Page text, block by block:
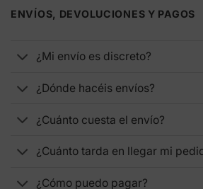
ENVÍOS, DEVOLUCIONES Y PAGOS
¿Mi envío es discreto?
¿Dónde hacéis envíos?
¿Cuánto cuesta el envío?
¿Cuánto tarda en llegar mi
¿Cómo puedo pagar?